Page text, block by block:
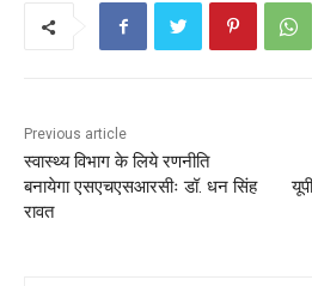
Previous article
स्वास्थ्य विभाग के लिये रणनीति
बनायेगा एसएचएसआरसीः डॉ. धन सिंह
रावत